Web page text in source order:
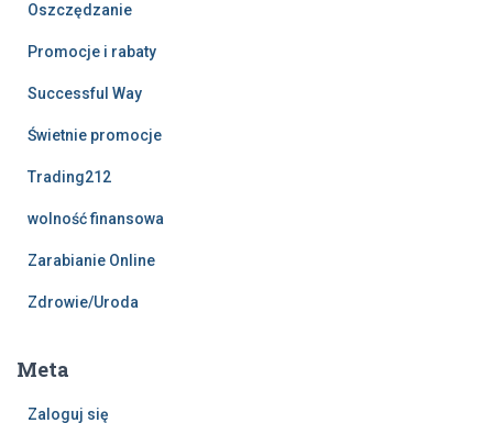
Oszczędzanie
Promocje i rabaty
Successful Way
Świetnie promocje
Trading212
wolność finansowa
Zarabianie Online
Zdrowie/Uroda
Meta
Zaloguj się